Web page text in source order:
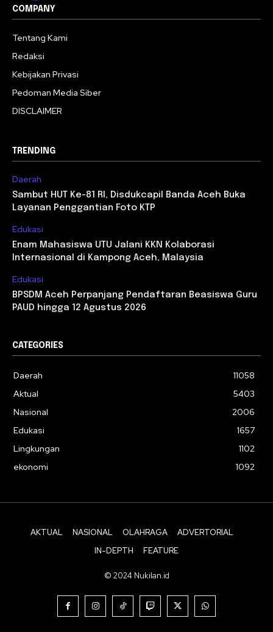
COMPANY
Tentang Kami
Redaksi
Kebijakan Privasi
Pedoman Media Siber
DISCLAIMER
TRENDING
Daerah
Sambut HUT Ke-81 RI, Disdukcapil Banda Aceh Buka
Layanan Penggantian Foto KTP
Edukasi
Enam Mahasiswa UTU Jalani KKN Kolaborasi
Internasional di Kampong Aceh, Malaysia
Edukasi
BPSDM Aceh Perpanjang Pendaftaran Beasiswa Guru
PAUD hingga 12 Agustus 2026
CATEGORIES
Daerah
11058
Aktual
5403
Nasional
2006
Edukasi
1657
Lingkungan
1102
ekonomi
1092
AKTUAL NASIONAL OLAHRAGA
ADVERTORIAL
IN-DEPTH
FEATURE
© 2024 Nukilan.id